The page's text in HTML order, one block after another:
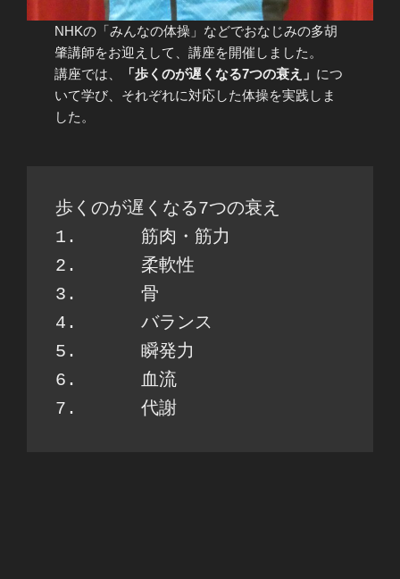
NHKの「みんなの体操」などでおなじみの多胡
肇講師をお迎えして、講座を開催しました。
講座では、
「歩くのが遅くなる7つの衰え」 につ
いて学び、それぞれに対応した体操を実践しま
した。
歩くのが遅くなる7つの衰え
1. 	筋肉・筋力
2. 	柔軟性
3. 	骨
4. 	バランス
5. 	瞬発力
6. 	血流
7. 	代謝